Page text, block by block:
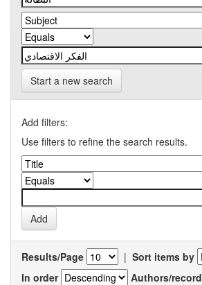
Start a new search
Add filters:
Use filters to refine the search results.
Results/Page | Sort items by
In order
Authors/record